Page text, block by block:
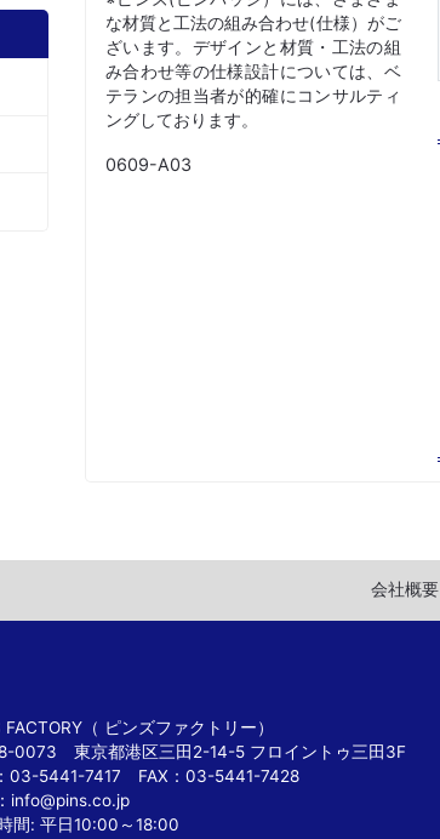
な材質と工法の組み合わせ(仕様）がご
ざいます。デザインと材質・工法の組
み合わせ等の仕様設計については、ベ
テランの担当者が的確にコンサルティ
ングしております。
0609-A03
会社概要
FACTORY（ ピンズファクトリー）
0073 東京都港区三田2-14-5 フロイントゥ三田3F
03-5441-7417 FAX：03-5441-7428
info@pins.co.jp
間: 平日10:00～18:00